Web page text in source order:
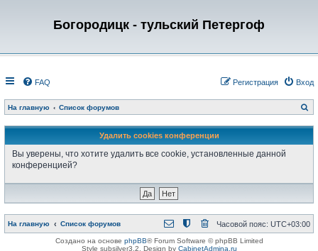
Богородицк - тульский Петергоф
FAQ Вход
Регистрация
На главную Список форумов
о
с
Удалить cookies конференции
Вы уверены, что хотите удалить все cookie, установленные данной
конференцией?
На главную Список форумов Часовой пояс: UTC+03:00
Создано на основе phpBB® Forum Software © phpBB Limited
Style subsilver3.2. Design by CabinetAdmina.ru